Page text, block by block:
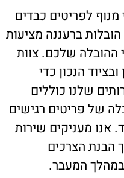
לפריטים כבדים
ברעננה מציעות
ההובלה שלכם. צוות
הנכון כדי
שלנו כוללים
של פריטים רגישים
אנו מעניקים שירות
הבנת הצרכים
המעבר.